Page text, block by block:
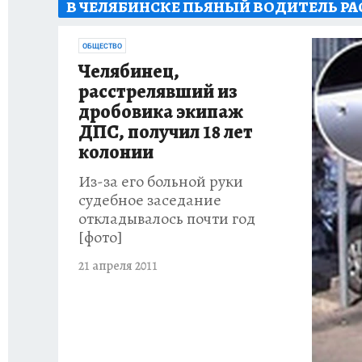
КАРЬЕРА В КАРЬЕРЕ БИТВА ЗА ДУМУ
УКРАИНА: СВОДКА
БУДНИ ТАНКОГРАДА НАВИГАТОР ГАИ
ФЕСТИВАЛЬНАЯ АЗБУКА КУЛИНАРНЫЕ
ЖЕНЩИНЫ В БОЛЬШОМ ГОРОДЕ
НАШИ В ДЕЛЕ ЛИЧНЫЙ СЧЕТ ЦЕНЫ В
ИСПЫТАНО НА СЕБЕ
В ЧЕЛЯБИНСКЕ ПЬЯНЫЙ ВОДИТЕЛЬ
ОБЩЕСТВО
Челябинец,
расстрелявший из
дробовика экипаж
ДПС, получил 18 лет
колонии
Из-за его больной руки
судебное заседание
откладывалось почти год
[фото]
21 апреля 2011